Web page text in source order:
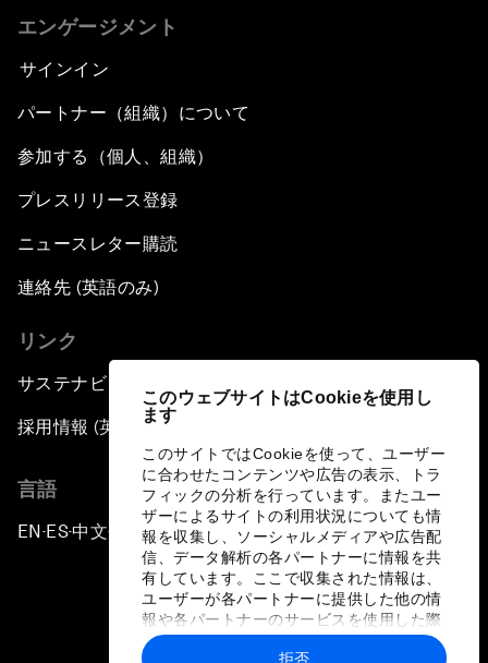
このウェブサイトはCookieを使用し
ます
このサイトではCookieを使って、ユーザー
に合わせたコンテンツや広告の表示、トラ
フィックの分析を行っています。またユー
ザーによるサイトの利用状況についても情
報を収集し、ソーシャルメディアや広告配
信、データ解析の各パートナーに情報を共
有しています。ここで収集された情報は、
ユーザーが各パートナーに提供した他の情
報や各パートナーのサービスを使用した際
に収集された情報と組み合わされ、各パー
拒否
エンゲージメント
サインイン
パートナー（組織）について
参加する（個人、組織）
プレスリリース登録
ニュースレター購読
連絡先 (英語のみ)
リンク
サステナビリティへの取り組み
採用情報 (英語のみ)
言語
EN ▪ES▪中文▪ 日本語